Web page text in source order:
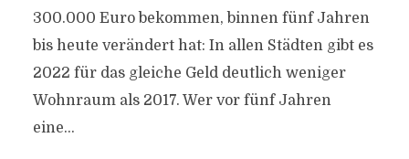
300.000 Euro bekommen, binnen fünf Jahren
bis heute verändert hat: In allen Städten gibt es
2022 für das gleiche Geld deutlich weniger
Wohnraum als 2017. Wer vor fünf Jahren
eine...